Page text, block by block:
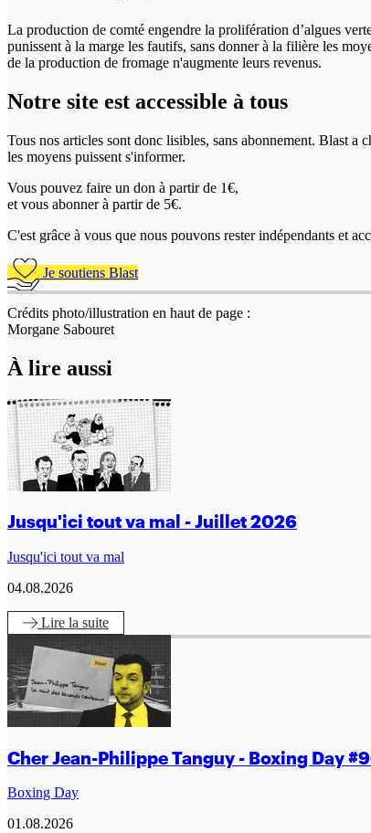
La production de comté engendre la prolifération d’algues
punissent à la marge les fautifs, sans donner à la filière les
de la production de fromage n'augmente leurs revenus.
Notre site est accessible à tous
Tous nos articles sont donc lisibles, sans abonnement. Blast a
les moyens puissent s'informer.
Vous pouvez faire un don à partir de 1€,
et vous abonner à partir de 5€.
C'est grâce à vous que nous pouvons rester indépendants et
Je soutiens Blast
Crédits photo/illustration en haut de page :
Morgane Sabouret
À lire aussi
Jusqu'ici tout va mal - Juillet 2026
Jusqu'ici tout va mal
04.08.2026
Lire la suite
Cher Jean-Philippe Tanguy - Boxing Day
Boxing Day
01.08.2026